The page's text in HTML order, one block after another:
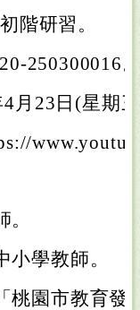
階研習。
250300016
月23日(星期
學教師。
桃園市教育發